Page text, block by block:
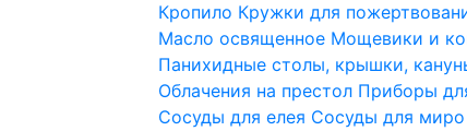
Кропило Кружки для
Масло освященное Мощевики и
Панихидные столы, крышки,
Облачения на престол Приборы
Сосуды для елея Сосуды для миро